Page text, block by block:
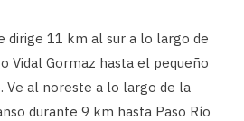
dirige 11 km al sur a lo largo de
Vidal Gormaz hasta el pequeño
Ve al noreste a lo largo de la
durante 9 km hasta Paso Río